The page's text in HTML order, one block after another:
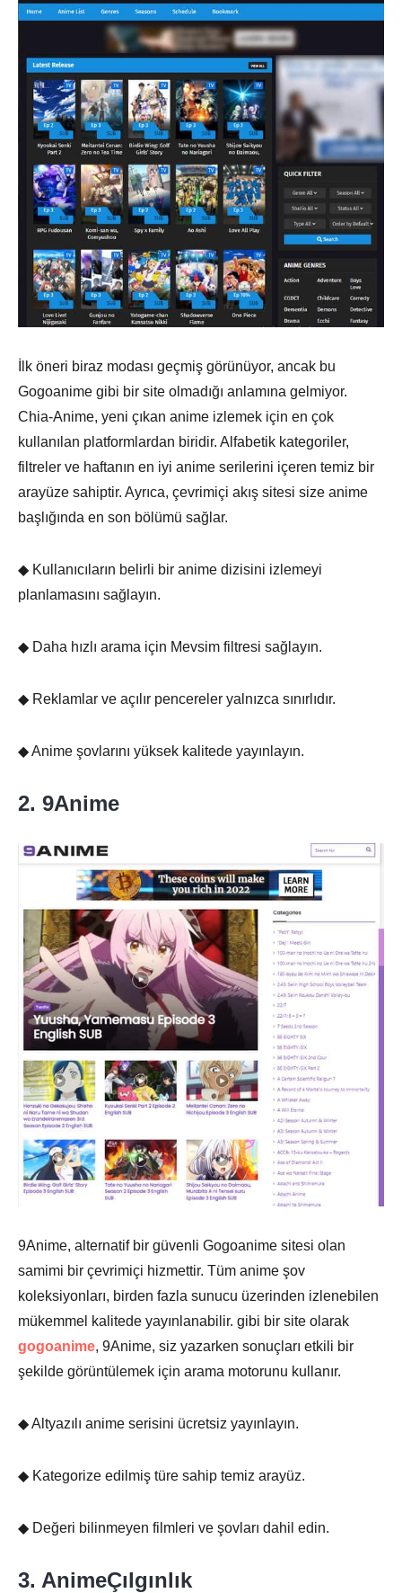
İlk öneri biraz modası geçmiş görünüyor, ancak bu
Gogoanime gibi bir site olmadığı anlamına gelmiyor.
Chia-Anime, yeni çıkan anime izlemek için en çok
kullanılan platformlardan biridir. Alfabetik kategoriler,
filtreler ve haftanın en iyi anime serilerini içeren temiz bir
arayüze sahiptir. Ayrıca, çevrimiçi akış sitesi size anime
başlığında en son bölümü sağlar.
◆ Kullanıcıların belirli bir anime dizisini izlemeyi
planlamasını sağlayın.
◆ Daha hızlı arama için Mevsim filtresi sağlayın.
◆ Reklamlar ve açılır pencereler yalnızca sınırlıdır.
◆ Anime şovlarını yüksek kalitede yayınlayın.
2. 9Anime
9Anime, alternatif bir güvenli Gogoanime sitesi olan
samimi bir çevrimiçi hizmettir. Tüm anime şov
koleksiyonları, birden fazla sunucu üzerinden izlenebilen
mükemmel kalitede yayınlanabilir. gibi bir site olarak
gogoanime, 9Anime, siz yazarken sonuçları etkili bir
şekilde görüntülemek için arama motorunu kullanır.
◆ Altyazılı anime serisini ücretsiz yayınlayın.
◆ Kategorize edilmiş türe sahip temiz arayüz.
◆ Değeri bilinmeyen filmleri ve şovları dahil edin.
3. AnimeÇılgınlık